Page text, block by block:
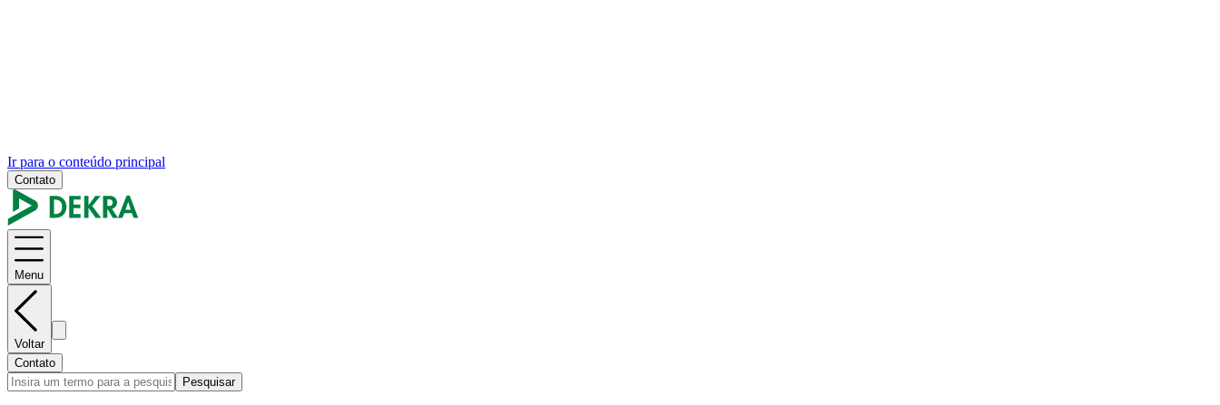
Ir para o conteúdo principal
Contato
Menu
Voltar
Contato
Pesquisar